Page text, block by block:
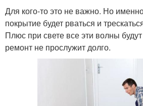
Для кого-то это не важно. Но
покрытие будет рваться и
Плюс при свете все эти волны будут
ремонт не прослужит долго.